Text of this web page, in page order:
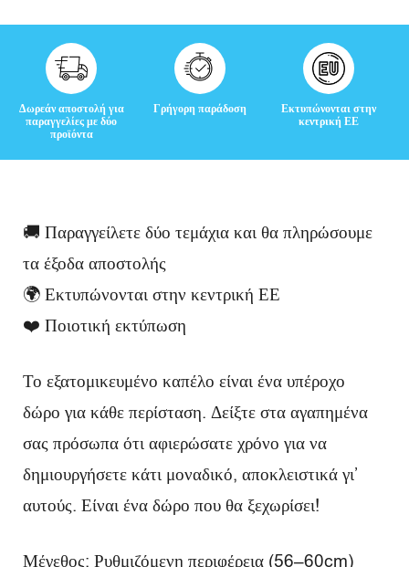
ο
ς
Κ
ι
τ
ι
έ
ς
Δωρεάν αποστολή για
παραγγελίες με δύο
προϊόντα
Γρήγορη παράδοση
Εκτυπώνονται στην
κεντρική ΕΕ
🚚 Παραγγείλετε δύο τεμάχια και θα πληρώσουμε
τα έξοδα αποστολής
🌍 Εκτυπώνονται στην κεντρική ΕΕ
❤️ Ποιοτική εκτύπωση
Το εξατομικευμένο καπέλο είναι ένα υπέροχο
δώρο για κάθε περίσταση. Δείξτε στα αγαπημένα
σας πρόσωπα ότι αφιερώσατε χρόνο για να
δημιουργήσετε κάτι μοναδικό, αποκλειστικά γι’
αυτούς. Είναι ένα δώρο που θα ξεχωρίσει!
Μέγεθος: Ρυθμιζόμενη περιφέρεια (56–60cm)